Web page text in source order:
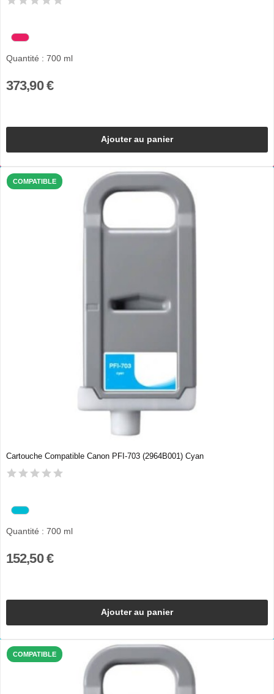
Quantité : 700 ml
373,90 €
Ajouter au panier
COMPATIBLE
Cartouche Compatible Canon PFI-703 (2964B001) Cyan
Quantité : 700 ml
152,50 €
Ajouter au panier
COMPATIBLE